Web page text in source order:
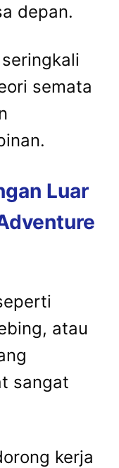
depan.
semata
Luar
atau
sangat
kerja